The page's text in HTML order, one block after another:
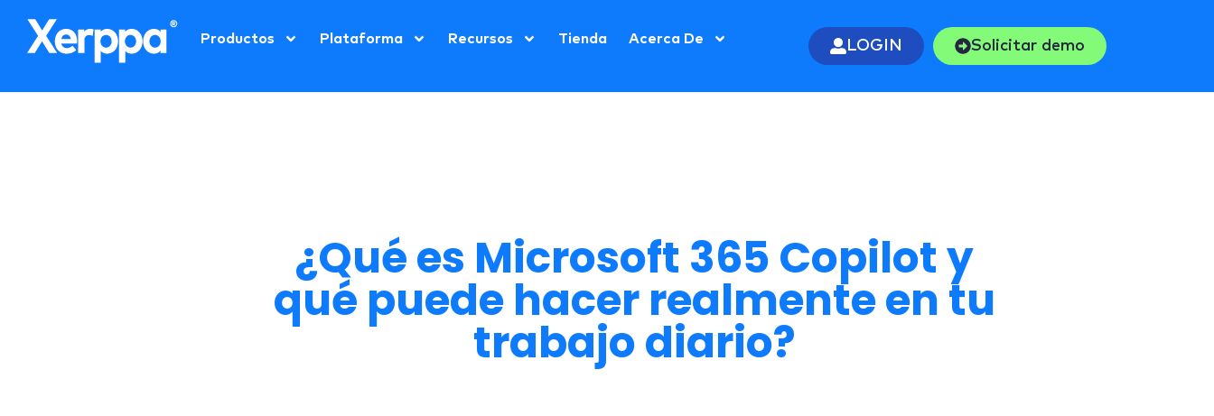
Productos Plataforma Recursos Tienda Acerca De LOGIN Solicitar demo
¿Qué es Microsoft 365 Copilot y
qué puede hacer realmente en tu
trabajo diario?